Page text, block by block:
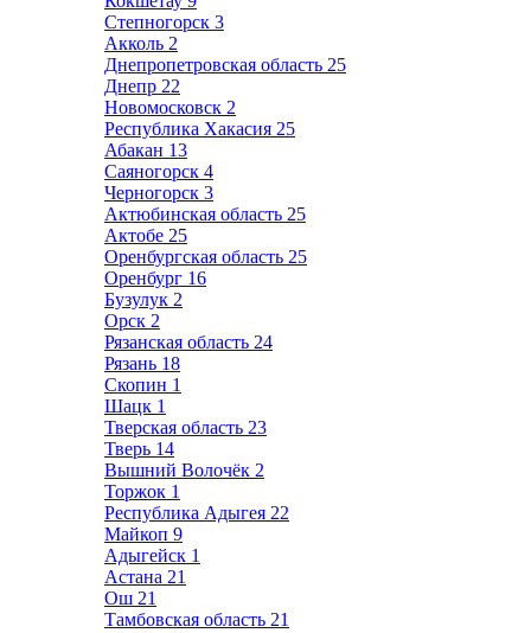
Степногорск 3
Акколь 2
Днепропетровская область 25
Днепр 22
Новомосковск 2
Республика Хакасия 25
Абакан 13
Саяногорск 4
Черногорск 3
Актюбинская область 25
Актобе 25
Оренбургская область 25
Оренбург 16
Бузулук 2
Орск 2
Рязанская область 24
Рязань 18
Скопин 1
Шацк 1
Тверская область 23
Тверь 14
Вышний Волочёк 2
Торжок 1
Республика Адыгея 22
Майкоп 9
Адыгейск 1
Астана 21
Ош 21
Тамбовская область 21